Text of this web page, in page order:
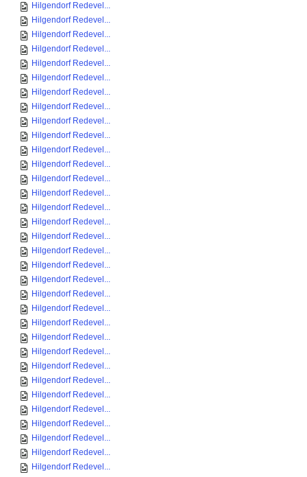
Hilgendorf Redevel...
Hilgendorf Redevel...
Hilgendorf Redevel...
Hilgendorf Redevel...
Hilgendorf Redevel...
Hilgendorf Redevel...
Hilgendorf Redevel...
Hilgendorf Redevel...
Hilgendorf Redevel...
Hilgendorf Redevel...
Hilgendorf Redevel...
Hilgendorf Redevel...
Hilgendorf Redevel...
Hilgendorf Redevel...
Hilgendorf Redevel...
Hilgendorf Redevel...
Hilgendorf Redevel...
Hilgendorf Redevel...
Hilgendorf Redevel...
Hilgendorf Redevel...
Hilgendorf Redevel...
Hilgendorf Redevel...
Hilgendorf Redevel...
Hilgendorf Redevel...
Hilgendorf Redevel...
Hilgendorf Redevel...
Hilgendorf Redevel...
Hilgendorf Redevel...
Hilgendorf Redevel...
Hilgendorf Redevel...
Hilgendorf Redevel...
Hilgendorf Redevel...
Hilgendorf Redevel...